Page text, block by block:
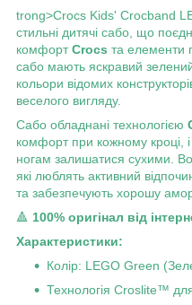
trong>Crocs Kids' Crocband
стильні дитячі сабо, що
комфортCrocs та елементи
сабо мають яскравий
кольори відомих
веселого вигляду.
Сабо обладнані технологією
комфорт при кожному кроці,
ногам залишатися сухими.
які люблять активний
та забезпечують хорошу
🔺 100% оригінал від
Характеристики:
Колір: LEGO Green
Технологія Croslite™